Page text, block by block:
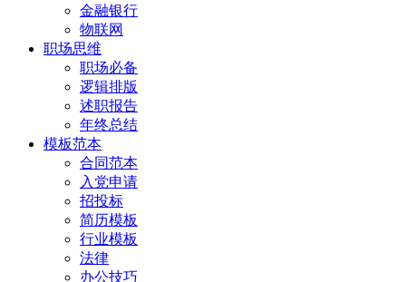
金融银行
物联网
职场思维
职场必备
逻辑排版
述职报告
年终总结
模板范本
合同范本
入党申请
招投标
简历模板
行业模板
法律
办公技巧